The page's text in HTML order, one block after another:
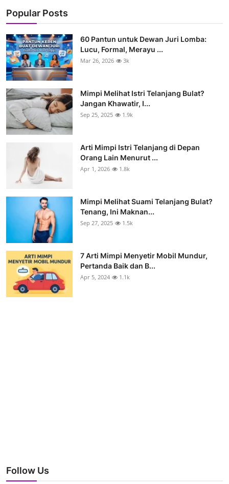
Popular Posts
60 Pantun untuk Dewan Juri Lomba:
Lucu, Formal, Merayu ...
Mar 26, 2026 3k
Mimpi Melihat Istri Telanjang Bulat?
Jangan Khawatir, I...
Sep 25, 2025 1.9k
Arti Mimpi Istri Telanjang di Depan
Orang Lain Menurut ...
Apr 1, 2026 1.8k
Mimpi Melihat Suami Telanjang Bulat?
Tenang, Ini Maknan...
Sep 27, 2025 1.5k
7 Arti Mimpi Menyetir Mobil Mundur,
Pertanda Baik dan B...
Apr 5, 2024 1.1k
Follow Us